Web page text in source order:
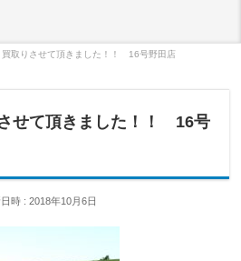
りさせて頂きました！！ 16号野田店
て頂きました！！ 16号
時 : 2018年10月6日